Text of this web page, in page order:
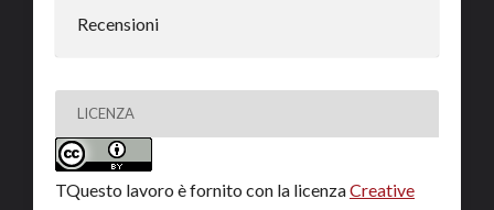
Recensioni
LICENZA
TQuesto lavoro è fornito con la licenzaCreative